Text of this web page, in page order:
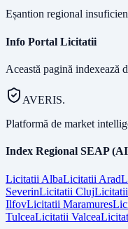
Eșantion regional
Info Portal Licitatii
Această pagină indexează
AVERIS.
Platformă de market
Index Regional SEAP
Licitatii AlbaLicitatii Arad
SeverinLicitatii ClujLicitatii
IlfovLicitatii Maramures
TulceaLicitatii Valcea